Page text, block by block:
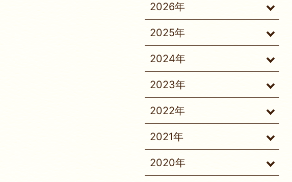
2026年
2025年
2024年
2023年
2022年
2021年
2020年